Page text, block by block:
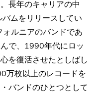
長年のキャリアの中
ムをリリースしてい
ルニアのバンドであ
で、1990年代にロッ
を復活させたとしばし
万枚以上のレコードを
バンドのひとつとして